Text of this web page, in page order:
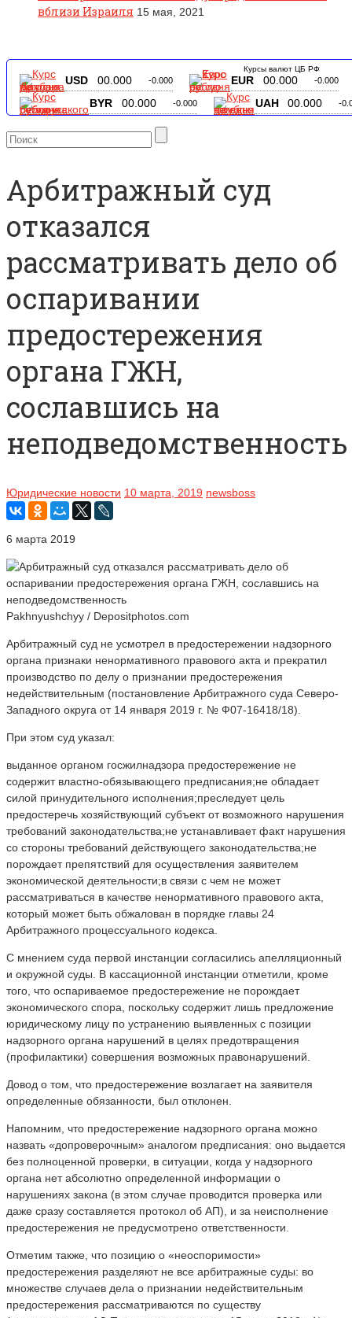
вблизи Израиля 15 мая, 2021
Курсы валют ЦБ РФ
USD 00.000 -0.000 EUR 00.000 -0.000
BYR 00.000 -0.000 UAH 00.000 -
Арбитражный суд
отказался
рассматривать дело об
оспаривании
предостережения
органа ГЖН,
сославшись на
неподведомственность
Юридические новости 10 марта, 2019 newsboss
6 марта 2019
Pakhnyushchyy / Depositphotos.com
Арбитражный суд не усмотрел в предостережении надзорного
органа признаки ненормативного правового акта и прекратил
производство по делу о признании предостережения
недействительным (постановление Арбитражного суда Северо-
Западного округа от 14 января 2019 г. № Ф07-16418/18).
При этом суд указал:
выданное органом госжилнадзора предостережение не
содержит властно-обязывающего предписания;не обладает
силой принудительного исполнения;преследует цель
предостеречь хозяйствующий субъект от возможного нарушения
требований законодательства;не устанавливает факт нарушения
со стороны требований действующего законодательства;не
порождает препятствий для осуществления заявителем
экономической деятельности;в связи с чем не может
рассматриваться в качестве ненормативного правового акта,
который может быть обжалован в порядке главы 24
Арбитражного процессуального кодекса.
С мнением суда первой инстанции согласились апелляционный
и окружной суды. В кассационной инстанции отметили, кроме
того, что оспариваемое предостережение не порождает
экономического спора, поскольку содержит лишь предложение
юридическому лицу по устранению выявленных с позиции
надзорного органа нарушений в целях предотвращения
(профилактики) совершения возможных правонарушений.
Довод о том, что предостережение возлагает на заявителя
определенные обязанности, был отклонен.
Напомним, что предостережение надзорного органа можно
назвать «допроверочным» аналогом предписания: оно выдается
без полноценной проверки, в ситуации, когда у надзорного
органа нет абсолютно определенной информации о
нарушениях закона (в этом случае проводится проверка или
даже сразу составляется протокол об АП), и за неисполнение
предостережения не предусмотрено ответственности.
Отметим также, что позицию о «неоспоримости»
предостережения разделяют не все арбитражные суды: во
множестве случаев дела о признании недействительным
предостережения рассматриваются по существу